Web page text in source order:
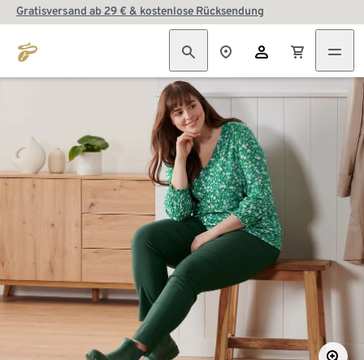
Gratisversand ab 29 € & kostenlose Rücksendung